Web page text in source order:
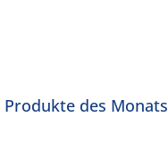
Produkte des Monats